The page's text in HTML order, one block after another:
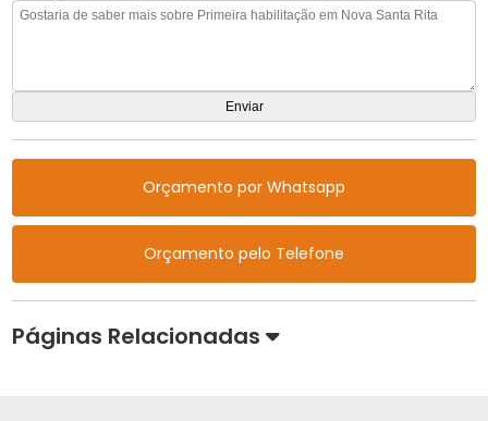
Orçamento por Whatsapp
Orçamento pelo Telefone
Páginas Relacionadas